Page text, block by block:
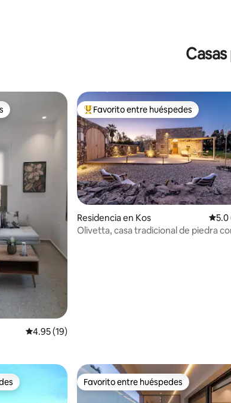
Calificación promedio: 4.95 de 5; 19 evaluaciones
4.95 (19)
De los mejores en Favorito entre
Favorito entre huéspedes
Residencia en Kos
5.0
Olivetta, casa tradicional de piedra
entre huéspedes Favorito entre huéspedes
Favorito entre huéspedes